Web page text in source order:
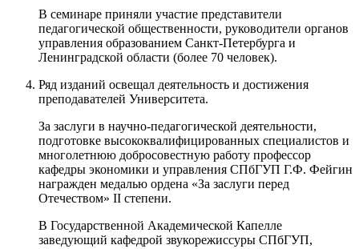
В семинаре приняли участие представители
педагогической общественности, руководители органов
управления образованием Санкт-Петербурга и
Ленинградской области (более 70 человек).
Ряд изданий освещал деятельность и достижения
преподавателей Университета.
За заслуги в научно-педагогической деятельности,
подготовке высококвалифицированных специалистов и
многолетнюю добросовестную работу профессор
кафедры экономики и управления СПбГУП Г.Ф. Фейгин
награжден медалью ордена «За заслуги перед
Отечеством» II степени.
В Государственной Академической Капелле
заведующий кафедрой звукорежиссуры СПбГУП,